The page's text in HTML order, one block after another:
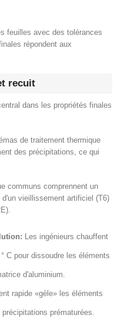
feuilles avec des tolérances
répondent aux
recuit
dans les propriétés finales
de traitement thermique
des précipitations, ce qui
communs comprennent un
vieillissement artificiel (T6)
Les ingénieurs chauffent
C pour dissoudre les éléments
d'aluminium.
rapide «gèle» les éléments
prématurées.